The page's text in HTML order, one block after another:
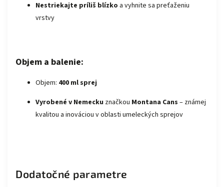
Nestriekajte príliš blízko a vyhnite sa preťaženiu
vrstvy
Objem a balenie:
Objem: 400 ml sprej
Vyrobené v Nemecku značkou Montana Cans – známej
kvalitou a inováciou v oblasti umeleckých sprejov
Dodatočné parametre